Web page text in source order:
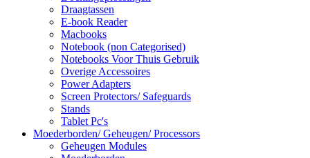
Draagtassen
E-book Reader
Macbooks
Notebook (non Categorised)
Notebooks Voor Thuis Gebruik
Overige Accessoires
Power Adapters
Screen Protectors/ Safeguards
Stands
Tablet Pc's
Moederborden/ Geheugen/ Processors
Geheugen Modules